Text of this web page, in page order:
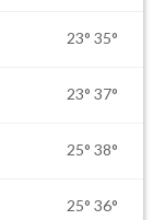
23° 35°
23° 37°
25° 38°
25° 36°